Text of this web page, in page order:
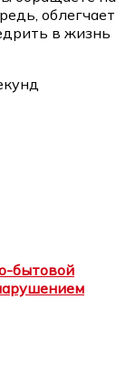
облегчает
в жизнь
бытовой